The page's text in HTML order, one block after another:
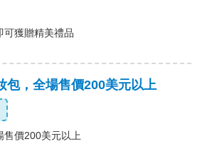
可獲贈精美禮品
包，全場售價200美元以上
售價200美元以上